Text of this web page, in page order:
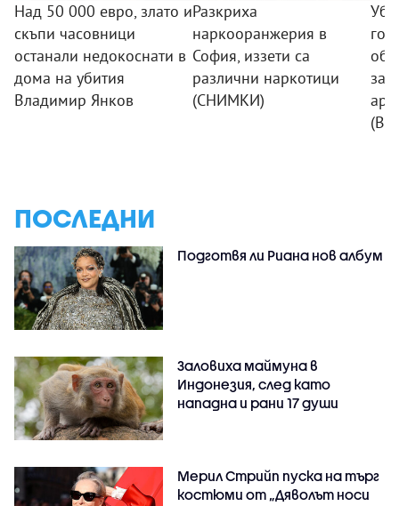
Над 50 000 евро, злато и
скъпи часовници
останали недокоснати в
дома на убития
Владимир Янков
Разкриха
наркооранжерия в
София, иззети са
различни наркотици
(СНИМКИ)
ПОСЛЕДНИ
Подготвя ли Риана нов албум
Заловиха маймуна в
Индонезия, след като
нападна и рани 17 души
Мерил Стрийп пуска на търг
костюми от „Дяволът носи